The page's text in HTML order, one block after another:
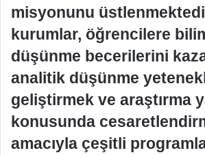
misyonunu
kurumlar, öğrencilere
düşünme becerilerini
analitik düşünme
geliştirmek ve araştırma
konusunda
amacıyla çeşitli